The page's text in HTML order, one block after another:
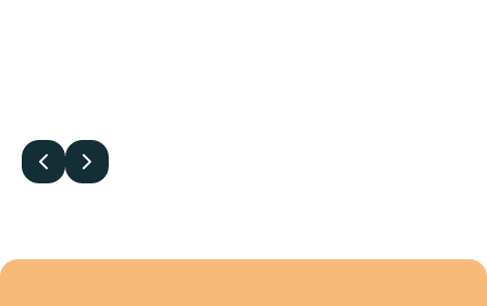
Edellinen
Seuraava